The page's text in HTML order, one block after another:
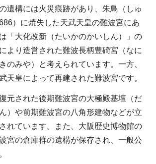
遺構には火災痕跡があり、朱鳥（しゅ
）に焼失した天武天皇の難波宮にあ
「大化改新（たいかのかいしん）」の
より造営された難波長柄豊碕宮（なに
のみや）と考えられています。一方、
天皇によって再建された難波宮です。
元された後期難波宮の大極殿基壇（だ
）や前期難波宮の八角形建物などが立
れています。また、大阪歴史博物館の
宮の倉庫群の遺構が保存され、一般公